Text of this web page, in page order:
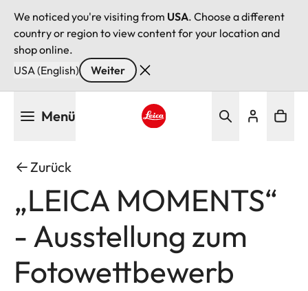
We noticed you're visiting from USA. Choose a different
country or region to view content for your location and
shop online.
USA (English)
Weiter
Menü
Zurück
„LEICA MOMENTS“
- Ausstellung zum
Fotowettbewerb